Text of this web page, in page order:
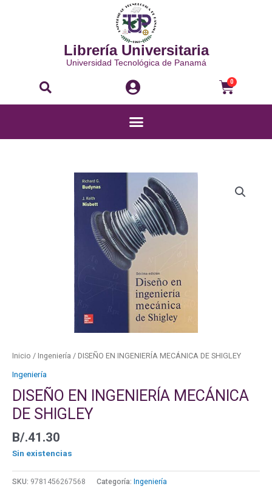
Librería Universitaria
Universidad Tecnológica de Panamá
Buscar 0
Menú
Inicio / Ingeniería / DISEÑO EN INGENIERÍA MECÁNICA DE SHIGLEY
Ingeniería
DISEÑO EN INGENIERÍA MECÁNICA
DE SHIGLEY
B/.41.30
Sin existencias
SKU: 9781456267568 Categoría: Ingeniería